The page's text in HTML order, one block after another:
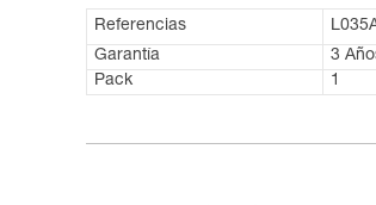
Referencias
Garantía
3
Pack
1